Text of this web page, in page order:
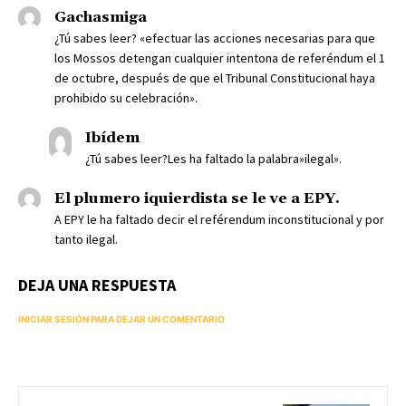
Gachasmiga
¿Tú sabes leer? «efectuar las acciones necesarias para que
los Mossos detengan cualquier intentona de referéndum el 1
de octubre, después de que el Tribunal Constitucional haya
prohibido su celebración».
Ibídem
¿Tú sabes leer?Les ha faltado la palabra»ilegal».
El plumero iquierdista se le ve a EPY.
A EPY le ha faltado decir el reférendum inconstitucional y por
tanto ilegal.
DEJA UNA RESPUESTA
INICIAR SESIÓN PARA DEJAR UN COMENTARIO